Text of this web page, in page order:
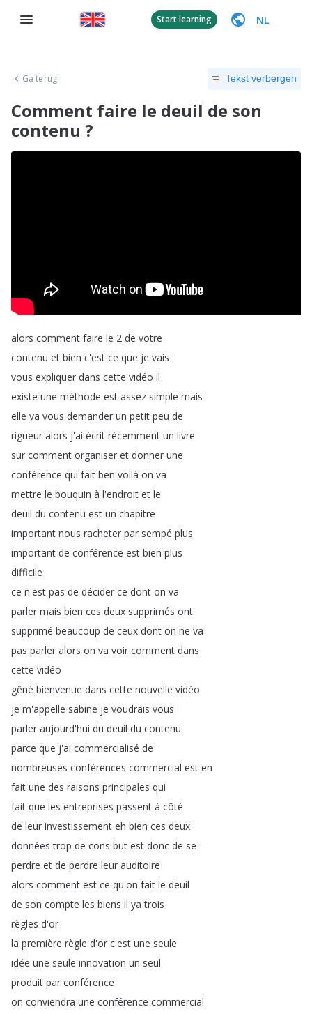
Start learning NL
Ga terug Tekst verbergen
Comment faire le deuil de son
contenu ?
alors comment faire le 2 de votre
contenu et bien c'est ce que je vais
vous expliquer dans cette vidéo il
existe une méthode est assez simple mais
elle va vous demander un petit peu de
rigueur alors j'ai écrit récemment un livre
sur comment organiser et donner une
conférence qui fait ben voilà on va
mettre le bouquin à l'endroit et le
deuil du contenu est un chapitre
important nous racheter par sempé plus
important de conférence est bien plus
difficile
ce n'est pas de décider ce dont on va
parler mais bien ces deux supprimés ont
supprimé beaucoup de ceux dont on ne va
pas parler alors on va voir comment dans
cette vidéo
gêné bienvenue dans cette nouvelle vidéo
je m'appelle sabine je voudrais vous
parler aujourd'hui du deuil du contenu
parce que j'ai commercialisé de
nombreuses conférences commercial est en
fait une des raisons principales qui
fait que les entreprises passent à côté
de leur investissement eh bien ces deux
données trop de cons but est donc de se
perdre et de perdre leur auditoire
alors comment est ce qu'on fait le deuil
de son compte les biens il ya trois
règles d'or
la première règle d'or c'est une seule
idée une seule innovation un seul
produit par conférence
on conviendra une conférence commercial